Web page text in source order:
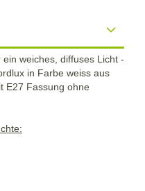
weiches, diffuses Licht -
in Farbe weiss aus
E27 Fassung ohne